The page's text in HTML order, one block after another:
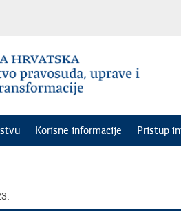
Korisne informacije Pristup